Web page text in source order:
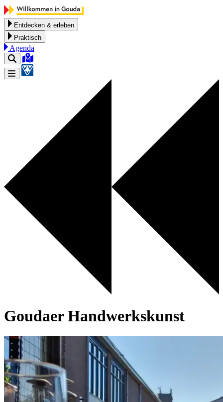
Zum Inhalt springen
Entdecken & erleben
Praktisch
Agenda
Goudaer Handwerkskunst